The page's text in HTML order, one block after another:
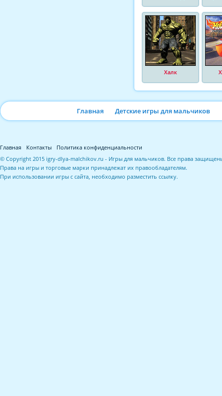
Халк
Главная Детские игры для мальчиков
Главная Контакты
Политика конфиденциальности
© Copyright 2015 igry-dlya-malchikov.ru - Игры для мальчиков. Все права
Права на игры и торговые марки принадлежат их правообладателям.
При использовании игры с сайта, необходимо разместить ссылку.